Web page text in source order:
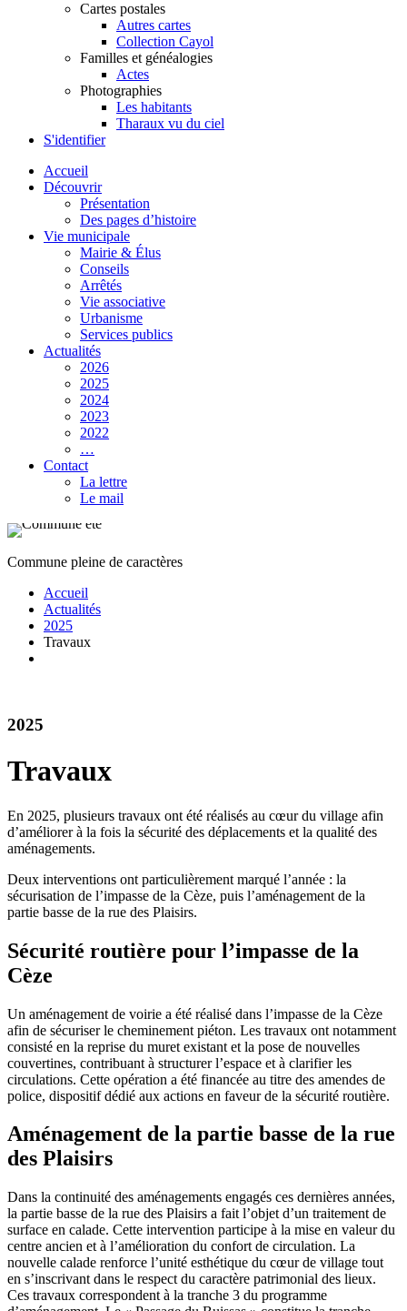
Cartes postales
Autres cartes
Collection Cayol
Familles et généalogies
Actes
Photographies
Les habitants
Tharaux vu du ciel
S'identifier
Accueil
Découvrir
Présentation
Des pages d’histoire
Vie municipale
Mairie & Élus
Conseils
Arrêtés
Vie associative
Urbanisme
Services publics
Actualités
2026
2025
2024
2023
2022
…
Contact
La lettre
Le mail
Commune pleine de caractères
Accueil
Actualités
2025
Travaux
2025
Travaux
En 2025, plusieurs travaux ont été réalisés au cœur du village afin
d’améliorer à la fois la sécurité des déplacements et la qualité des
aménagements.
Deux interventions ont particulièrement marqué l’année : la
sécurisation de l’impasse de la Cèze, puis l’aménagement de la
partie basse de la rue des Plaisirs.
Sécurité routière pour l’impasse de la
Cèze
Un aménagement de voirie a été réalisé dans l’impasse de la Cèze
afin de sécuriser le cheminement piéton. Les travaux ont notamment
consisté en la reprise du muret existant et la pose de nouvelles
couvertines, contribuant à structurer l’espace et à clarifier les
circulations. Cette opération a été financée au titre des amendes de
police, dispositif dédié aux actions en faveur de la sécurité routière.
Aménagement de la partie basse de la rue
des Plaisirs
Dans la continuité des aménagements engagés ces dernières années,
la partie basse de la rue des Plaisirs a fait l’objet d’un traitement de
surface en calade. Cette intervention participe à la mise en valeur du
centre ancien et à l’amélioration du confort de circulation. La
nouvelle calade renforce l’unité esthétique du cœur de village tout
en s’inscrivant dans le respect du caractère patrimonial des lieux.
Ces travaux correspondent à la tranche 3 du programme